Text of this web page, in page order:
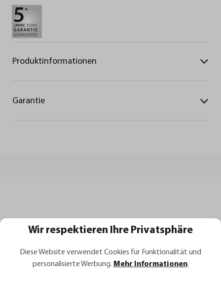
Produktinformationen
Garantie
Wir respektieren Ihre Privatsphäre
Diese Website verwendet Cookies für Funktionalität und
personalisierte Werbung. Mehr Informationen.